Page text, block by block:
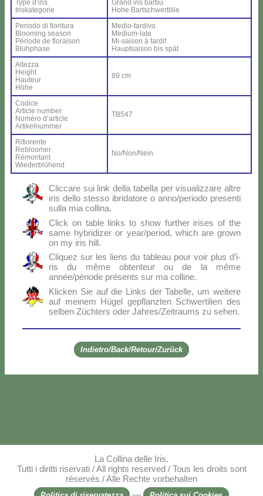
Ty­pe d’i­ris
Iri­ska­te­go­rie
Grand iris bar­bu
Ho­he Bar­ts­ch­wer­tli­lie
Pe­rio­do di fio­ri­tu­ra
Bloo­ming sea­son
Pé­rio­de de flo­rai­son
Blü­h­pha­se
Me­dio-tar­di­vo
Me­dium-la­te
Mi-sai­son à tar­dif
Haup­tsai­son bis spät
Al­tez­za
Height
Hau­teur
Hö­he
89 cm
Co­di­ce
Ar­ti­cle num­ber
Nu­mé­ro d’ar­ti­cle
Ar­ti­kel­num­mer
TB547
Ri­fio­ren­te
Re­bloo­mer
Ré­mon­tant
Wie­der­blü­hend
No/Non/Nein
Clic­ca­re sui link del­la ta­bel­la per vi­sua­liz­za­re al­tre
iris del­lo stes­so ibri­da­to­re o anno/periodo pre­sen­ti
sul­la mia col­li­na.
Click on ta­ble links to show fur­ther iri­ses of the
sa­me hy­bri­di­zer or year/period, which are gro­wn
on my iris hill.
Cli­quez sur les liens du ta­bleau pour voir plus d’i­
ris du mê­me ob­ten­teur ou de la mê­me
année/période pré­sen­ts sur ma col­li­ne.
Klic­ken Sie auf die Links der Ta­bel­le, um wei­te­re
auf mei­nem Hü­gel ge­p­flanz­ten Sch­wer­ti­lien des
sel­ben Zü­ch­ters oder Jahres/Zeitraums zu se­hen.
Indietro/Back/Retour/Zurück
La Collina delle Iris.
Tutti i diritti riservati / All rights reserved / Tous les droits sont
réservés / Alle Rechte vorbehalten